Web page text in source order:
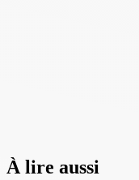
À lire aussi